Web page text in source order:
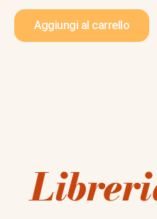
Aggiungi al carrello